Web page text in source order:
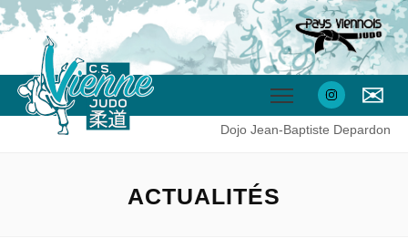
✉
Dojo Jean-Baptiste Depardon
ACTUALITÉS